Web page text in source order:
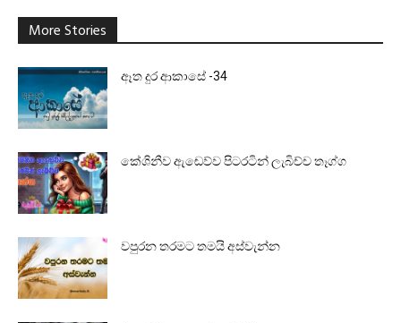
More Stories
ඈත දුර ආකාසේ -34
කේශිනීව ඇඬෙව්ව පිටරටින් ලැබිච්ච තෑග්ග
වපුරන තරමට තමයි අස්වැන්න